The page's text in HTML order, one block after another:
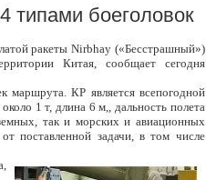
типами боеголовок
ракеты Nirbhay («Бесстрашный»)
Китая, сообщает сегодня
маршрута. КР является всепогодной
1 т, длина 6 м,, дальность полета
так и морских и авиационных
поставленной задачи, в том числе